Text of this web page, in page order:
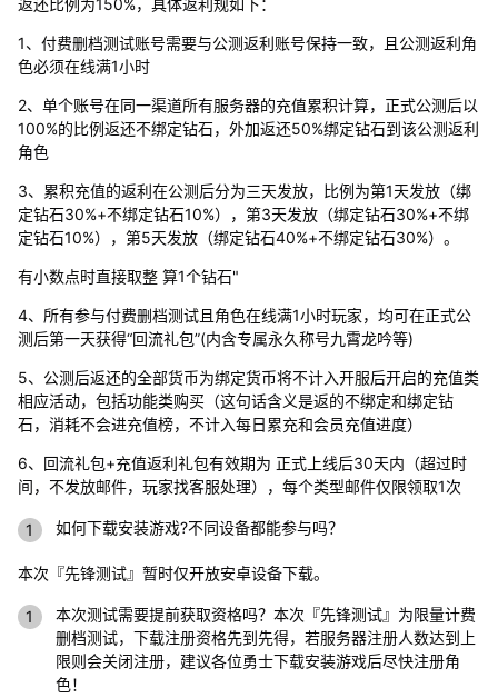
返还比例为150%，具体返利规如下：
1、付费删档测试账号需要与公测返利账号保持一致，且公测返利角
色必须在线满1小时
2、单个账号在同一渠道所有服务器的充值累积计算，正式公测后以
100%的比例返还不绑定钻石，外加返还50%绑定钻石到该公测返利
角色
3、累积充值的返利在公测后分为三天发放，比例为第1天发放（绑
定钻石30%+不绑定钻石10%），第3天发放（绑定钻石30%+不绑
定钻石10%），第5天发放（绑定钻石40%+不绑定钻石30%）。
有小数点时直接取整 算1个钻石"
4、所有参与付费删档测试且角色在线满1小时玩家，均可在正式公
测后第一天获得“回流礼包”(内含专属永久称号九霄龙吟等)
5、公测后返还的全部货币为绑定货币将不计入开服后开启的充值类
相应活动，包括功能类购买（这句话含义是返的不绑定和绑定钻
石，消耗不会进充值榜，不计入每日累充和会员充值进度）
6、回流礼包+充值返利礼包有效期为 正式上线后30天内（超过时
间，不发放邮件，玩家找客服处理），每个类型邮件仅限领取1次
如何下载安装游戏?不同设备都能参与吗？
本次『先锋测试』暂时仅开放安卓设备下载。
本次测试需要提前获取资格吗？本次『先锋测试』为限量计费
删档测试，下载注册资格先到先得，若服务器注册人数达到上
限则会关闭注册，建议各位勇士下载安装游戏后尽快注册角
色！